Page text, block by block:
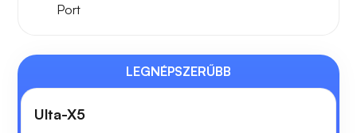
Port
LEGNÉPSZERŰBB
Ulta-X5